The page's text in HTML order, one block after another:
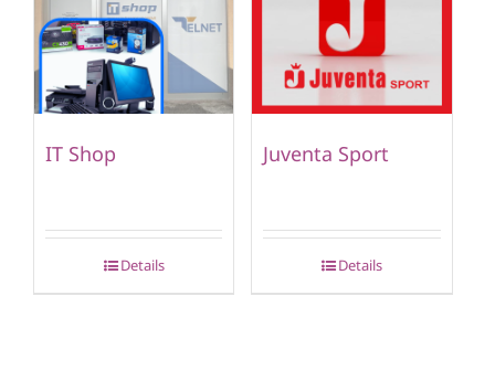
IT Shop
Details
Juventa Sport
Details